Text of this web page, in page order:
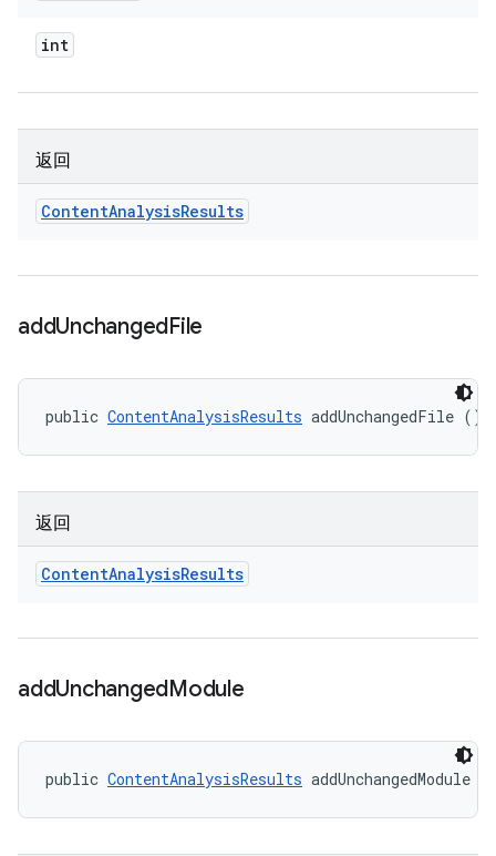
int
返回
ContentAnalysisResults
addUnchangedFile
public ContentAnalysisResults addUnchangedFile ()
返回
ContentAnalysisResults
addUnchangedModule
public ContentAnalysisResults addUnchangedModule